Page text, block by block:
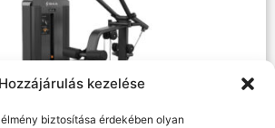
Hozzájárulás kezelése
biztosítása érdekében olyan